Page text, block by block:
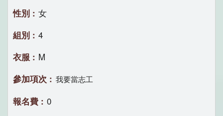
女
4
M
我要當志工
0